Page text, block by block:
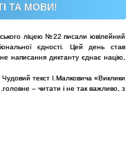
ТА МОВИ!
ліцею №22 писали ювілейний
єдності. Цей день став
написання диктанту єднає націю,
Чудовий текст І.Малковича «Виклики
– читати і не так важливо, з